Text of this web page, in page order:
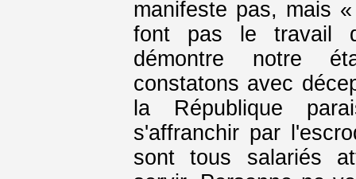
manifeste pas, mais
font pas le travail
démontre notre
constatons avec
la République
s'affranchir par
sont tous salariés